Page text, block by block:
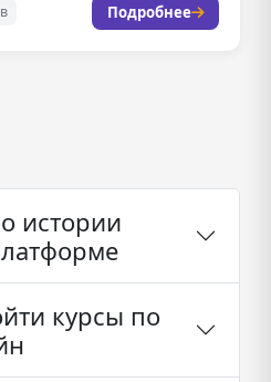
Подробнее
истории
курсы по